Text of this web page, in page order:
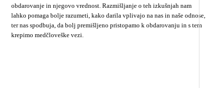
obdarovanje in njegovo vrednost. Razmišljanje o teh izkušnjah nam
lahko pomaga bolje razumeti, kako darila vplivajo na nas in naše odnose,
ter nas spodbuja, da bolj premišljeno pristopamo k obdarovanju in s tem
krepimo medčloveške vezi.